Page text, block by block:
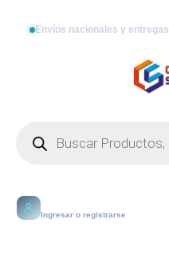
Envíos nacionales y
Ingresar o registrarse